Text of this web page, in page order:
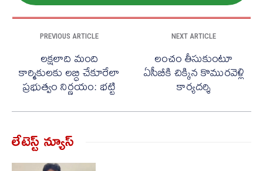
PREVIOUS ARTICLE
లక్షలాది మంది
కార్మికులకు లబ్ధి చేకూరేలా
ప్ర‌భుత్వం నిర్ణ‌యం: భట్టి
NEXT ARTICLE
లంచం తీసుకుంటూ
ఏసీబీకి చిక్కిన కొమురవెళ్లి
కార్యదర్శి
లేటెస్ట్ న్యూస్‌